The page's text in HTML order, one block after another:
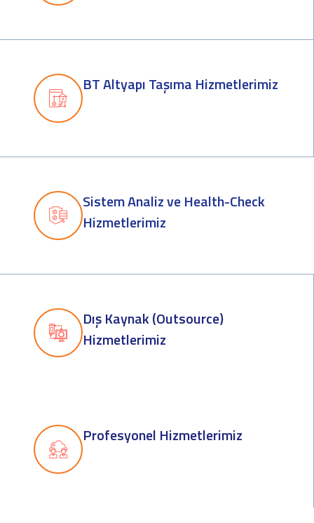
BT Altyapı Taşıma Hizmetlerimiz
Sistem Analiz ve Health-Check
Hizmetlerimiz
Dış Kaynak (Outsource)
Hizmetlerimiz
Profesyonel Hizmetlerimiz